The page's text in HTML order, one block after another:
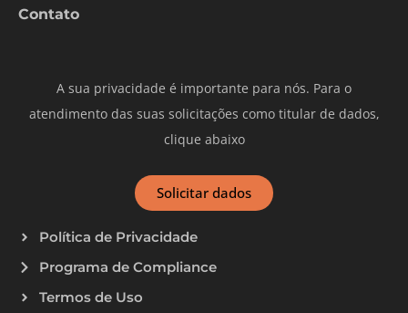
Contato
A sua privacidade é importante para nós. Para o
atendimento das suas solicitações como titular de dados,
clique abaixo
Solicitar dados
Política de Privacidade
Programa de Compliance
Termos de Uso